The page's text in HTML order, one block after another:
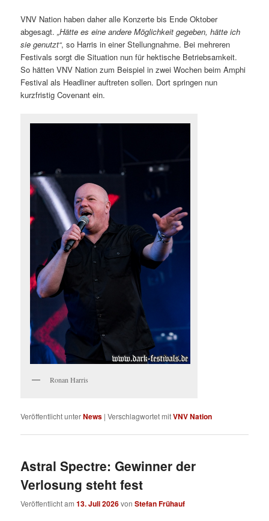
VNV Nation haben daher alle Konzerte bis Ende Oktober
abgesagt.„Hätte es eine andere Möglichkeit gegeben, hätte ich
sie genutzt“, so Harris in einer Stellungnahme. Bei mehreren
Festivals sorgt die Situation nun für hektische Betriebsamkeit.
So hätten VNV Nation zum Beispiel in zwei Wochen beim Amphi
Festival als Headliner auftreten sollen. Dort springen nun
kurzfristig Covenant ein.
Ronan Harris
Veröffentlicht unterNews |Verschlagwortet mitVNV Nation
Astral Spectre: Gewinner der
Verlosung steht fest
Veröffentlicht am13. Juli 2026vonStefan Frühauf